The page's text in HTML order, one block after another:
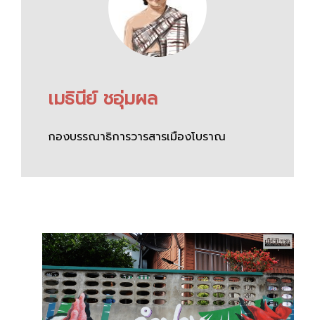
เมธินีย์ ชอุ่มผล
กองบรรณาธิการวารสารเมืองโบราณ